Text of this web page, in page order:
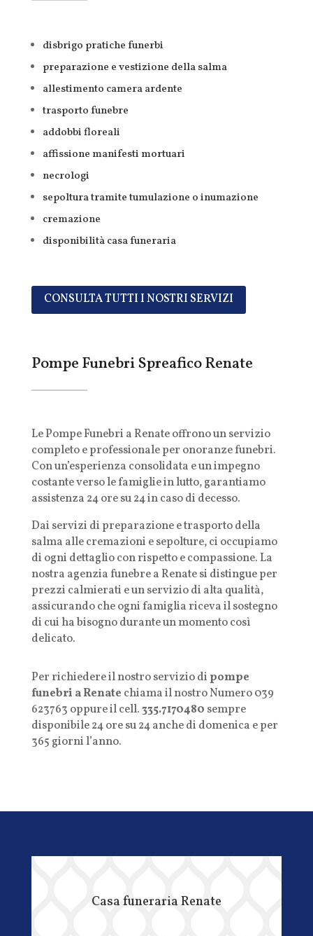
disbrigo pratiche funerbi
preparazione e vestizione della salma
allestimento camera ardente
trasporto funebre
addobbi floreali
affissione manifesti mortuari
necrologi
sepoltura tramite tumulazione o inumazione
cremazione
disponibilità casa funeraria
CONSULTA TUTTI I NOSTRI SERVIZI
Pompe Funebri Spreafico Renate
Le Pompe Funebri a Renate offrono un servizio
completo e professionale per onoranze funebri.
Con un’esperienza consolidata e un impegno
costante verso le famiglie in lutto, garantiamo
assistenza 24 ore su 24 in caso di decesso.
Dai servizi di preparazione e trasporto della
salma alle cremazioni e sepolture, ci occupiamo
di ogni dettaglio con rispetto e compassione. La
nostra agenzia funebre a Renate si distingue per
prezzi calmierati e un servizio di alta qualità,
assicurando che ogni famiglia riceva il sostegno
di cui ha bisogno durante un momento così
delicato.
Per richiedere il nostro servizio di pompe
funebri a Renate chiama il nostro Numero 039
623763 oppure il cell. 335.7170480 sempre
disponibile 24 ore su 24 anche di domenica e per
365 giorni l’anno.
Casa funeraria Renate